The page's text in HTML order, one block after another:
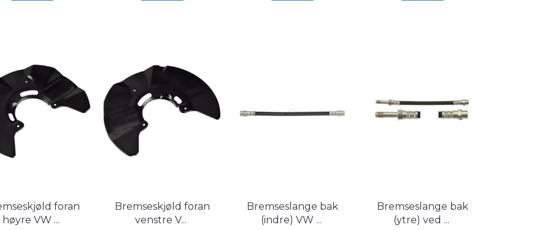
foran
høyre VW ...
Bremseskjøld foran
venstre V...
Bremseslange bak
(indre) VW ...
Bremseslange bak
(ytre) ved ...